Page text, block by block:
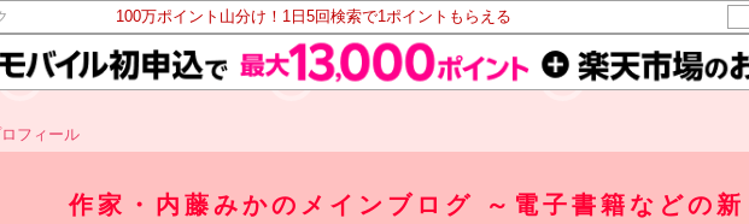
100万ポイント山分け！1日5回検索で1ポイントもらえる
フィール
作家・内藤みかのメインブログ ～電子書籍などの新